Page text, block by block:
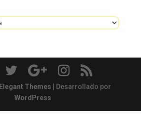
Elegant Themes | Desarrollado por
WordPress